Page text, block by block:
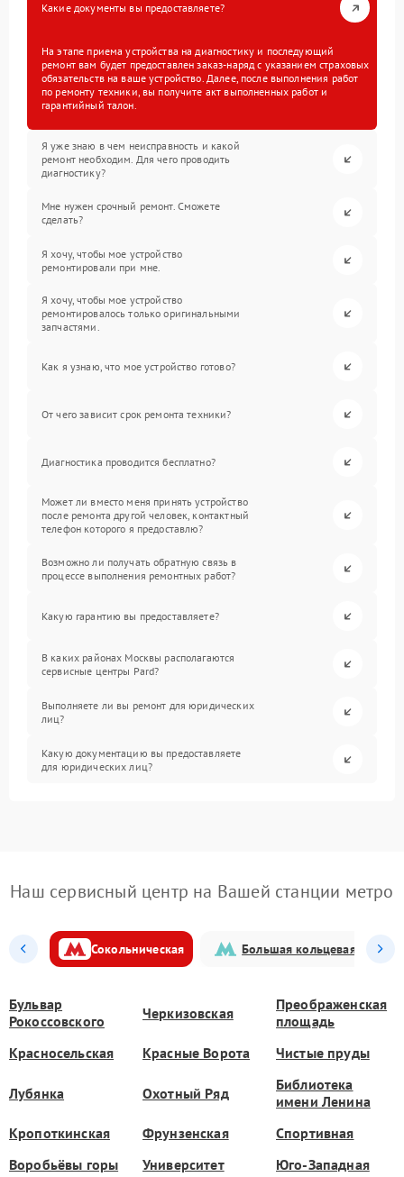
Какие документы вы предоставляете?
На этапе приема устройства на диагностику и последующий
ремонт вам будет предоставлен заказ-наряд с указанием страховых
обязательств на ваше устройство. Далее, после выполнения работ
по ремонту техники, вы получите акт выполненных работ и
гарантийный талон.
Я уже знаю в чем неисправность и какой
ремонт необходим. Для чего проводить
диагностику?
Мне нужен срочный ремонт. Сможете
сделать?
Я хочу, чтобы мое устройство
ремонтировали при мне.
Я хочу, чтобы мое устройство
ремонтировалось только оригинальными
запчастями.
Как я узнаю, что мое устройство готово?
От чего зависит срок ремонта техники?
Диагностика проводится бесплатно?
Может ли вместо меня принять устройство
после ремонта другой человек, контактный
телефон которого я предоставлю?
Возможно ли получать обратную связь в
процессе выполнения ремонтных работ?
Какую гарантию вы предоставляете?
В каких районах Москвы располагаются
сервисные центры Pard?
Выполняете ли вы ремонт для юридических
лиц?
Какую документацию вы предоставляете
для юридических лиц?
Наш сервисный центр на Вашей станции метро
Сокольническая Большая кольцевая
Бульвар
Рокоссовского
Черкизовская
Преображенская
площадь
Красносельская
Красные Ворота Чистые пруды
Лубянка Охотный Ряд
Библиотека
имени Ленина
Кропоткинская
Фрунзенская
Спортивная
Воробьёвы горы
Университет Юго-Западная